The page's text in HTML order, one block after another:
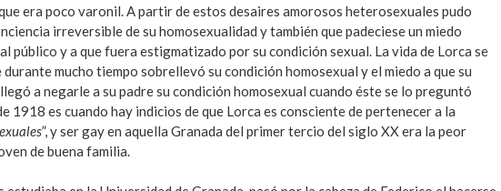
era poco varonil. A partir de estos desaires amorosos heterosexuales pudo
irreversible de su homosexualidad y también que padeciese un miedo
público y a que fuera estigmatizado por su condición sexual. La vida de Lorca se
mucho tiempo sobrellevó su condición homosexual y el miedo a que su
a negarle a su padre su condición homosexual cuando éste se lo preguntó
1918 es cuando hay indicios de que Lorca es consciente de pertenecer a la
”, y ser gay en aquella Granada del primer tercio del siglo XX era la peor
de buena familia.